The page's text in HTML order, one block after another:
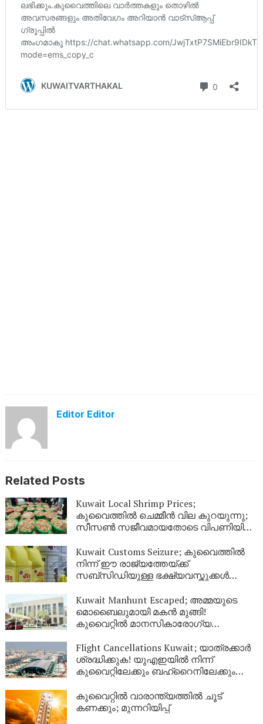
Editor Editor
Related Posts
Kuwait Local Shrimp Prices;
കുവൈത്തിൽ ചെമ്മീൻ വില കുറയുന്നു;
സീസൺ സജീവമായതോടെ വിപണിയിൽ
Kuwait Customs Seizure; കുവൈത്തിൽ
നിന്ന് ഈ രാജ്യത്തേയ്ക്ക്
സബ്സിഡിയുള്ള ഭക്ഷ്യവസ്തുക്കൾ
Kuwait Manhunt Escaped; അമ്മയുടെ
മൊബൈലുമായി മകൻ മുങ്ങി!
കുവൈറ്റിൽ മാനസികാരോഗ്യ
യുവാവിനായി പോലീസ് തിരച്ചിൽ
Flight Cancellations Kuwait; യാത്രക്കാർ
ശ്രദ്ധിക്കുക! യുഎഇയിൽ നിന്ന്
കുവൈറ്റിലേക്കും ബഹ്‌റൈനിലേക്കും
ഇങ്ങനെ
കുവൈറ്റിൽ വാരാന്ത്യത്തിൽ ചൂട്
കണക്കും; മുന്നറിയിപ്പ്